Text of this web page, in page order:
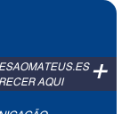
+
AQUI